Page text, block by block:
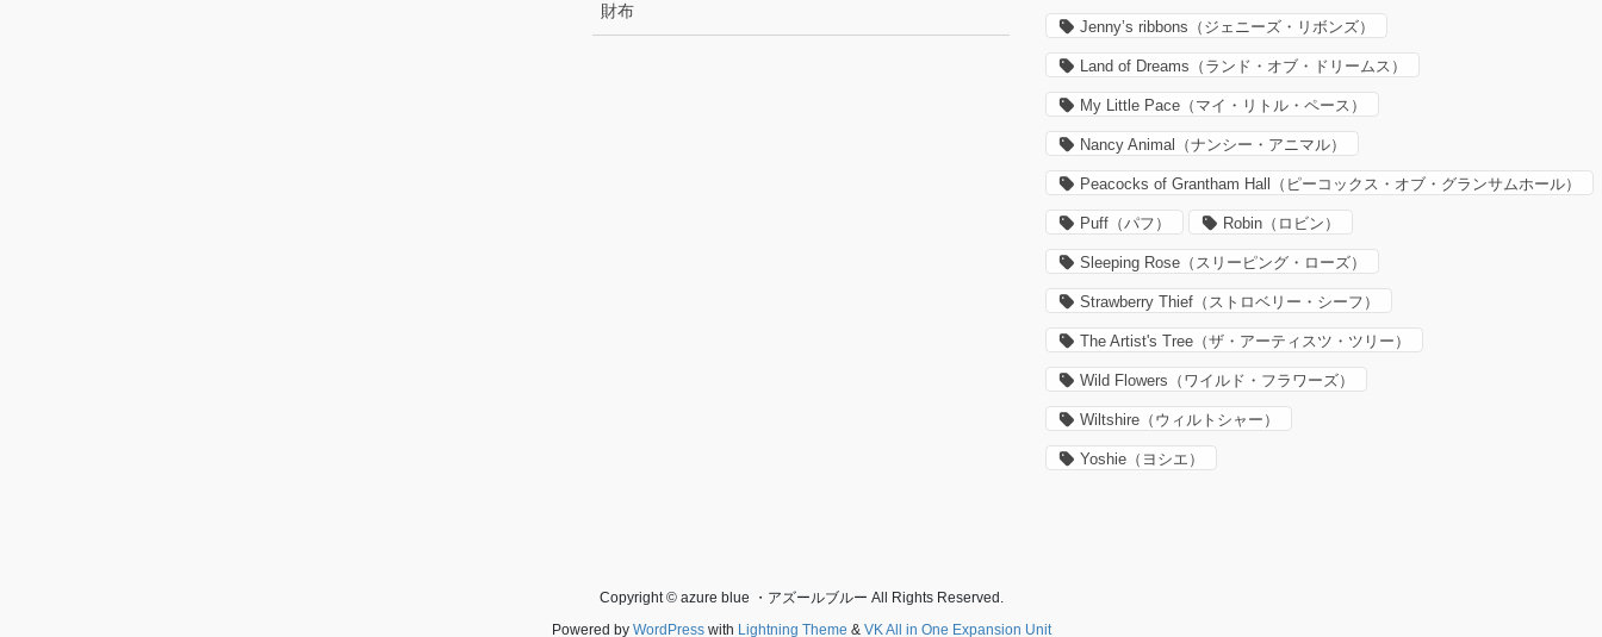
財布
Jenny’s ribbons（ジェニーズ・リボンズ）
Land of Dreams（ランド・オブ・ドリームス）
My Little Pace（マイ・リトル・ペース）
Nancy Animal（ナンシー・アニマル）
Peacocks of Grantham Hall（ピーコックス・オブ・グランサムホール）
Puff（パフ） Robin（ロビン）
Sleeping Rose（スリーピング・ローズ）
Strawberry Thief（ストロベリー・シーフ）
The Artist's Tree（ザ・アーティスツ・ツリー）
Wild Flowers（ワイルド・フラワーズ）
Wiltshire（ウィルトシャー）
Yoshie（ヨシエ）
Copyright © azure blue ・アズールブルー All Rights Reserved.
Powered by WordPresswith Lightning Theme & VK All in One Expansion Unit